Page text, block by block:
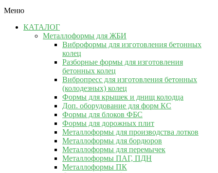
Меню
КАТАЛОГ
Металлоформы для ЖБИ
Виброформы для изготовления бетонных
колец
Разборные формы для изготовления
бетонных колец
Вибропресс для изготовления бетонных
(колодезных) колец
Формы для крышек и днищ колодца
Доп. оборудование для форм КС
Формы для блоков ФБС
Формы для дорожных плит
Металлоформы для производства лотков
Металлоформы для бордюров
Металлоформы для перемычек
Металлоформы ПАГ, ПДН
Металлоформы ПК